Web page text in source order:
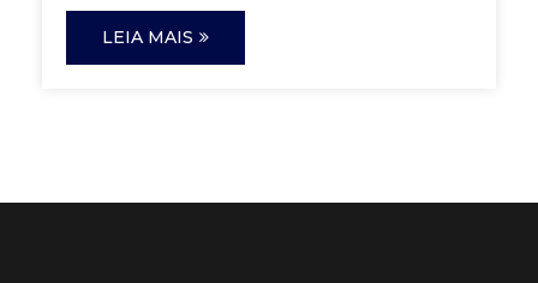
LEIA MAIS